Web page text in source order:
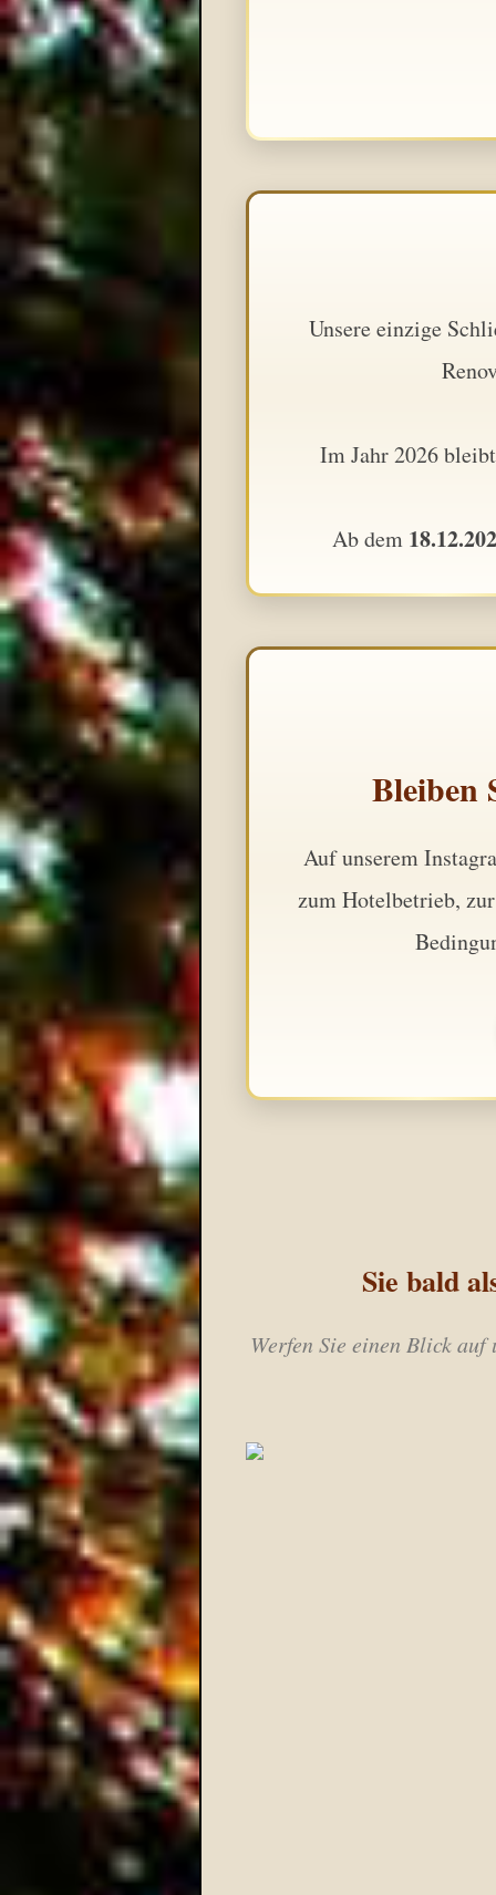
Unsere einzige
Im Jahr 2026
Ab dem
Bleiben
Auf unserem
zum Hotelbetrieb,
Sie bald
Werfen Sie einen Blick auf